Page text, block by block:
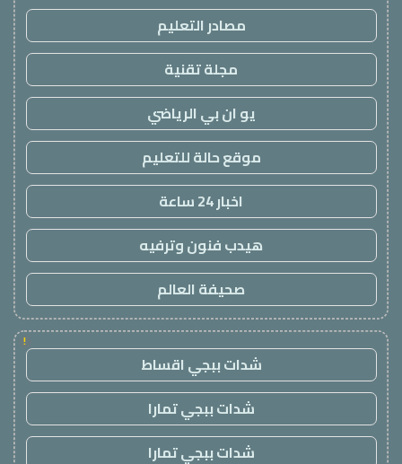
مصادر التعليم
مجلة تقنية
يو ان بي الرياضي
موقع حالة للتعليم
اخبار 24 ساعة
هيدب فنون وترفيه
صحيفة العالم
!
شدات ببجي اقساط
شدات ببجي تمارا
شدات ببجي تمارا